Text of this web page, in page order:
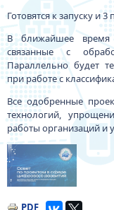
Готовятся к запуску и
В ближайшее время
связанные с
Параллельно будет
при работе с
Все одобренные
технологий,
работы организаций и
Изображение
PDF